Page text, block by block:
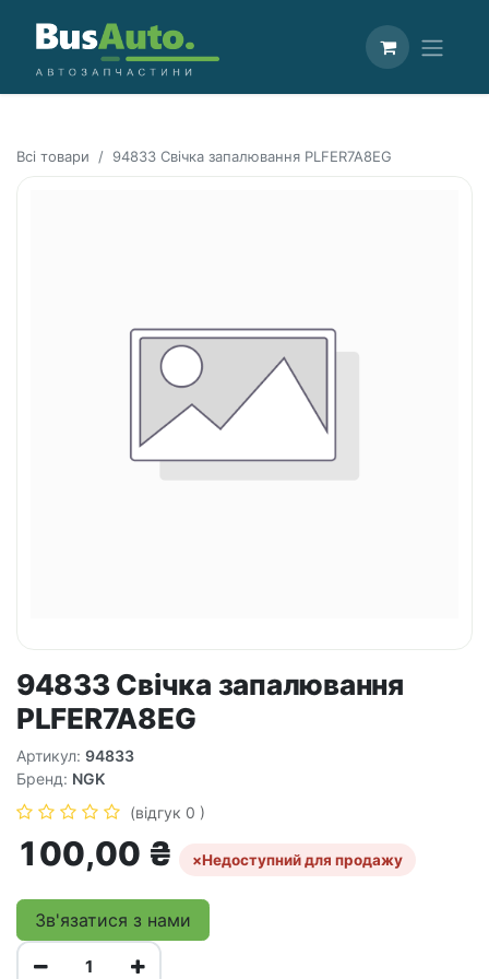
Всі товари 94833 Свічка запалювання PLFER7A8EG
94833 Свічка запалювання
PLFER7A8EG
Артикул: 94833
Бренд: NGK
(відгук 0 )
100,00 ₴ ×Недоступний для продажу
Зв'язатися з нами